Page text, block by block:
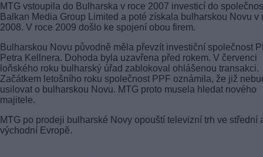
MTG vstoupila do Bulharska v roce 2007 investicí do
Balkan Media Group Limited a poté získala bulharskou Novu v
2008. V roce 2009 došlo ke spojení obou firem.
Bulharskou Novu původně měla převzít investiční společnost
Petra Kellnera. Dohoda byla uzavřena před rokem. V červenci
loňského roku bulharský úřad zablokoval ohlášenou transakci.
Začátkem letošního roku společnost PPF oznámila, že již
usilovat o bulharskou Novu. MTG proto musela hledat nového
majitele.
MTG po prodeji bulharské Novy opouští televizní trh ve střední
východní Evropě.